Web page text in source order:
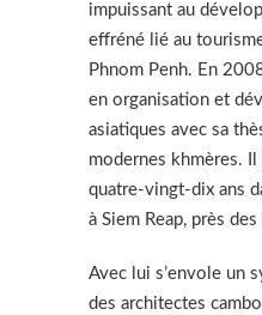
impuissant au
effréné lié au
Phnom Penh. En
en organisation et
asiatiques avec sa
modernes khmères. Il
quatre-vingt-dix ans
à Siem Reap, près
Avec lui s’envole un
des architectes